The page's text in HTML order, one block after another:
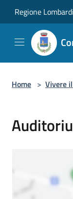
Regione
Home > Vivere